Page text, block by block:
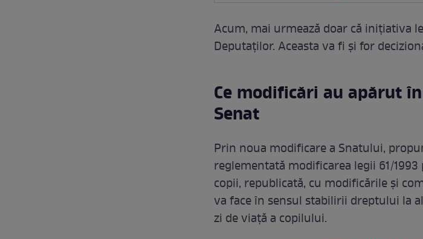
Acum, mai urmează doar că inițiativa
Deputaților. Aceasta va fi și for
Ce modificări au apărut
Senat
Prin noua modificare a Snatului,
reglementată modificarea legii 61/
copii, republicată, cu modificările şi
va face în sensul stabilirii dreptului la
zi de viață a copilului.